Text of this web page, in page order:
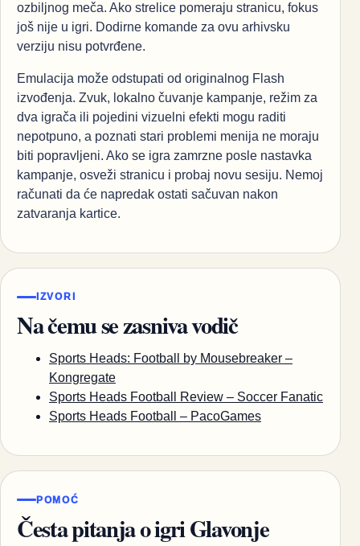
ozbiljnog meča. Ako strelice pomeraju stranicu, fokus
još nije u igri. Dodirne komande za ovu arhivsku
verziju nisu potvrđene.
Emulacija može odstupati od originalnog Flash
izvođenja. Zvuk, lokalno čuvanje kampanje, režim za
dva igrača ili pojedini vizuelni efekti mogu raditi
nepotpuno, a poznati stari problemi menija ne moraju
biti popravljeni. Ako se igra zamrzne posle nastavka
kampanje, osveži stranicu i probaj novu sesiju. Nemoj
računati da će napredak ostati sačuvan nakon
zatvaranja kartice.
IZVORI
Na čemu se zasniva vodič
Sports Heads: Football by Mousebreaker –
Kongregate
Sports Heads Football Review – Soccer Fanatic
Sports Heads Football – PacoGames
POMOĆ
Česta pitanja o igri Glavonje